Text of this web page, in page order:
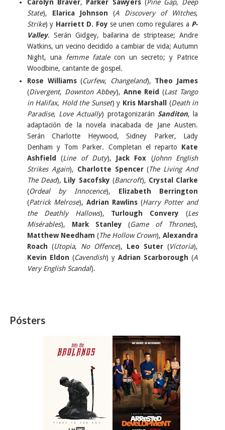
Carolyn Braver, Parker Sawyers(Pine Gap, Deep
State), Elarica Johnson (A Discovery of Witches,
Strike) y Harriett D. Foy se unen como regulares a P-
Valley. Serán Gidgey, bailarina de striptease; Andre
Watkins, un vecino decidido a cambiar de vida; Autumn
Night, una
femme fatalecon un secreto; y Patrice
Woodbine, cantante de gospel.
Rose Williams(Curfew, Changeland), Theo James
(Divergent, Downton Abbey), Anne Reid (Last Tango
in Halifax, Hold the Sunset) y Kris Marshall (Death in
Paradise, Love Actually) protagonizarán Sanditon, la
adaptación de la novela inacabada de Jane Austen.
Serán Charlotte Heywood, Sidney Parker, Lady
Denham y Tom Parker. Completan el reparto Kate
Ashfield
(Line of Duty), Jack Fox (Johnn English
Strikes Again), Charlotte Spencer(The Living And
The Dead), Lily Sacofsky (Bancroft), Crystal Clarke
(Ordeal by Innocence), Elizabeth Berrington
(Patrick Melrose), Adrian Rawlins (Harry Potter and
the Deathly Hallows), Turlough Convery (Les
Misérables), Mark Stanley (Game of Thrones),
Matthew Needham (The Hollow Crown), Alexandra
Roach (Utopia, No Offence), Leo Suter (Victoria),
Kevin Eldon (Cavendish) y Adrian Scarborough (A
Very English Scandal).
Pósters